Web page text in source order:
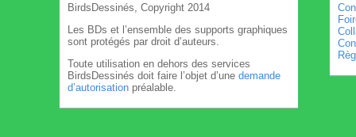
BirdsDessinés, Copyright 2014
Les BDs et l’ensemble des supports graphiques
sont protégés par droit d’auteurs.
Toute utilisation en dehors des services
BirdsDessinés doit faire l’objet d’une demande
d’autorisation préalable.